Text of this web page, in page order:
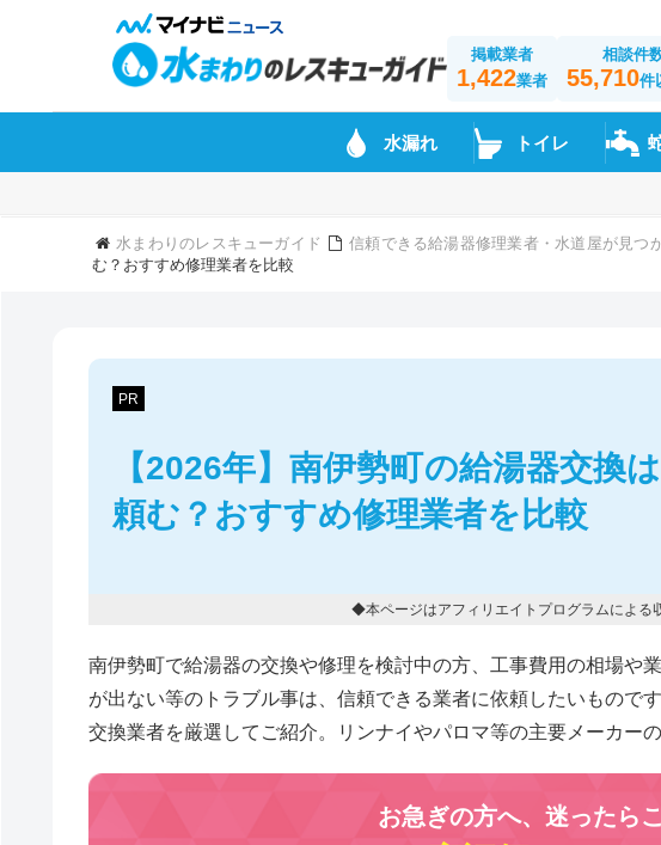
掲載業者
1,422業者
相談件
55,710件
水漏れ トイレ
水まわりのレスキューガイド 信頼できる給湯器修理業者・水道屋が見つ
む？おすすめ修理業者を比較
PR
【2026年】南伊勢町の給湯器交換
頼む？おすすめ修理業者を比較
◆本ページはアフィリエイトプログラムによる
南伊勢町で給湯器の交換や修理を検討中の方、工事費用の相場や
が出ない等のトラブル事は、信頼できる業者に依頼したいもので
交換業者を厳選してご紹介。リンナイやパロマ等の主要メーカー
お急ぎの方へ、迷ったら